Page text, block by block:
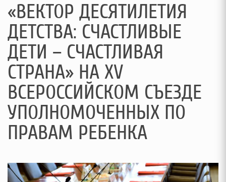
«ВЕКТОР ДЕСЯТИЛЕТИЯ
ДЕТСТВА: СЧАСТЛИВЫЕ
ДЕТИ – СЧАСТЛИВАЯ
СТРАНА» НА XV
ВСЕРОССИЙСКОМ СЪЕЗДЕ
УПОЛНОМОЧЕННЫХ ПО
ПРАВАМ РЕБЕНКА